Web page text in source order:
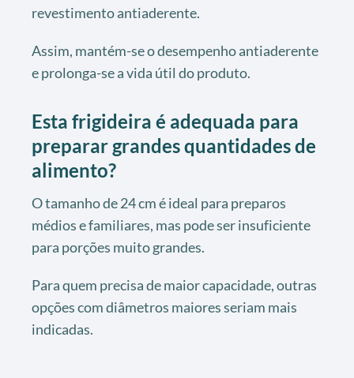
revestimento antiaderente.
Assim, mantém-se o desempenho antiaderente
e prolonga-se a vida útil do produto.
Esta frigideira é adequada para
preparar grandes quantidades de
alimento?
O tamanho de 24 cm é ideal para preparos
médios e familiares, mas pode ser insuficiente
para porções muito grandes.
Para quem precisa de maior capacidade, outras
opções com diâmetros maiores seriam mais
indicadas.